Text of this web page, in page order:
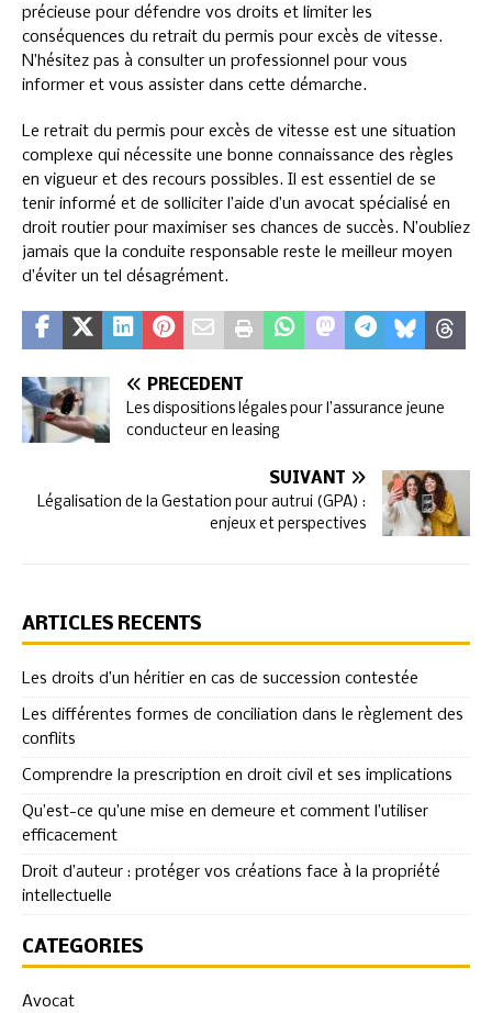
précieuse pour défendre vos droits et limiter les
conséquences du retrait du permis pour excès de vitesse.
N’hésitez pas à consulter un professionnel pour vous
informer et vous assister dans cette démarche.
Le retrait du permis pour excès de vitesse est une situation
complexe qui nécessite une bonne connaissance des règles
en vigueur et des recours possibles. Il est essentiel de se
tenir informé et de solliciter l’aide d’un avocat spécialisé en
droit routier pour maximiser ses chances de succès. N’oubliez
jamais que la conduite responsable reste le meilleur moyen
d’éviter un tel désagrément.
PRÉCÉDENT
Les dispositions légales pour l’assurance jeune
conducteur en leasing
SUIVANT
Légalisation de la Gestation pour autrui (GPA) :
enjeux et perspectives
ARTICLES RÉCENTS
Les droits d’un héritier en cas de succession contestée
Les différentes formes de conciliation dans le règlement des
conflits
Comprendre la prescription en droit civil et ses implications
Qu’est-ce qu’une mise en demeure et comment l’utiliser
efficacement
Droit d’auteur : protéger vos créations face à la propriété
intellectuelle
CATÉGORIES
Avocat